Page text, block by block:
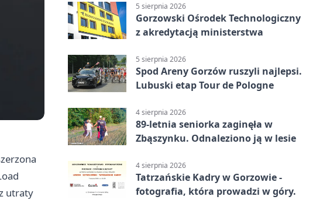
utraty
5 sierpnia 2026
Gorzowski Ośrodek Technologiczny
z akredytacją ministerstwa
5 sierpnia 2026
Spod Areny Gorzów ruszyli najlepsi.
Lubuski etap Tour de Pologne
4 sierpnia 2026
89-letnia seniorka zaginęła w
Zbąszynku. Odnaleziono ją w lesie
4 sierpnia 2026
Tatrzańskie Kadry w Gorzowie -
fotografia, która prowadzi w góry.